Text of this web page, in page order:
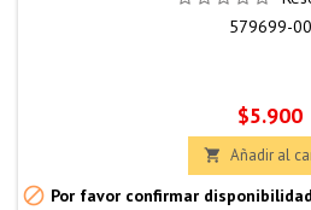
579699-00
Precio
$5.900
 Añadir al
 Por favor confirmar